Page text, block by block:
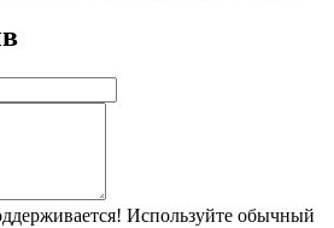
Используйте обычный